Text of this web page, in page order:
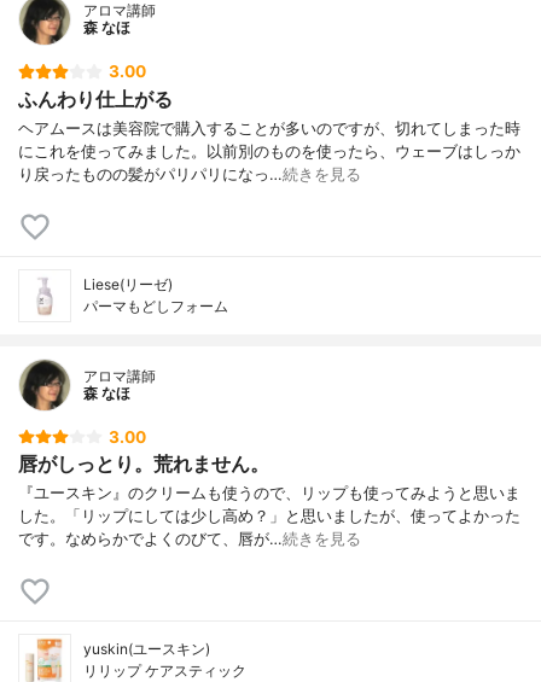
アロマ講師
森 なほ
3.00
ふんわり仕上がる
ヘアムースは美容院で購入することが多いのですが、切れてしまった時
にこれを使ってみました。以前別のものを使ったら、ウェーブはしっか
り戻ったものの髪がパリパリになっ…続きを見る
Liese(リーゼ)
パーマもどしフォーム
アロマ講師
森 なほ
3.00
唇がしっとり。荒れません。
『ユースキン』のクリームも使うので、リップも使ってみようと思いま
した。「リップにしては少し高め？」と思いましたが、使ってよかった
です。なめらかでよくのびて、唇が…続きを見る
yuskin(ユースキン)
リリップ ケアスティック